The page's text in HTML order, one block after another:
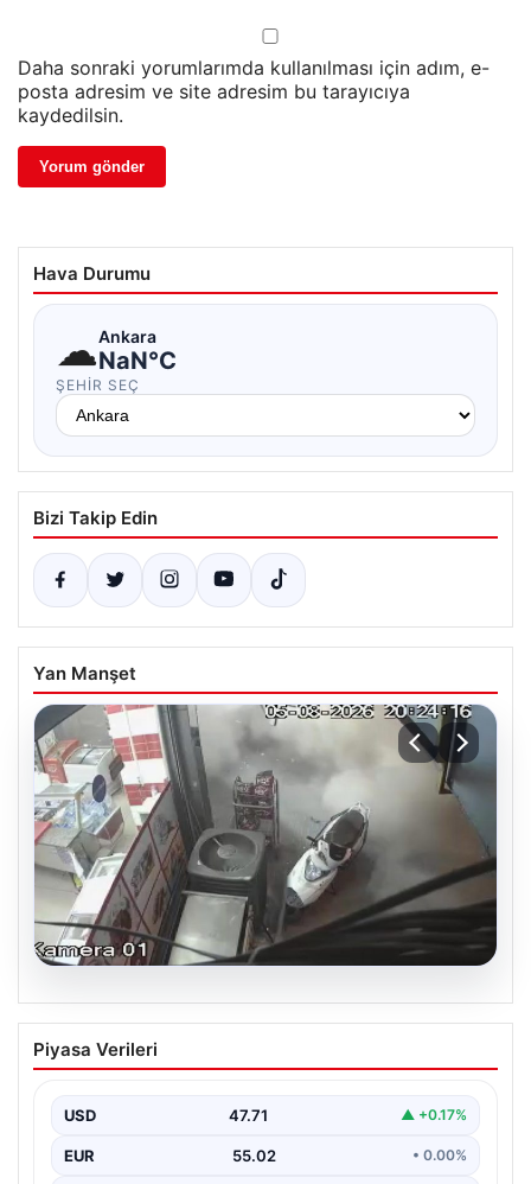
Daha sonraki yorumlarımda kullanılması için adım, e-
posta adresim ve site adresim bu tarayıcıya
kaydedilsin.
Hava Durumu
☁Ankara
NaN°C
ŞEHIR SEÇ
Bizi Takip Edin
Yan Manşet
Bahçelievler’de Güvenlik Problemi ve
Binanın Çöküşü
Mahallesi Taşova Sokak’ta korkutucu bir olay yaşandı.
Yaklaşık 38…
Piyasa Verileri
USD 47.71 ▲ +0.17%
EUR 55.02 • 0.00%